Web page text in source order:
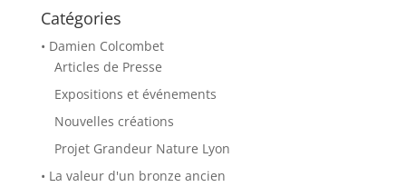
Catégories
• Damien Colcombet
Articles de Presse
Expositions et événements
Nouvelles créations
Projet Grandeur Nature Lyon
• La valeur d'un bronze ancien